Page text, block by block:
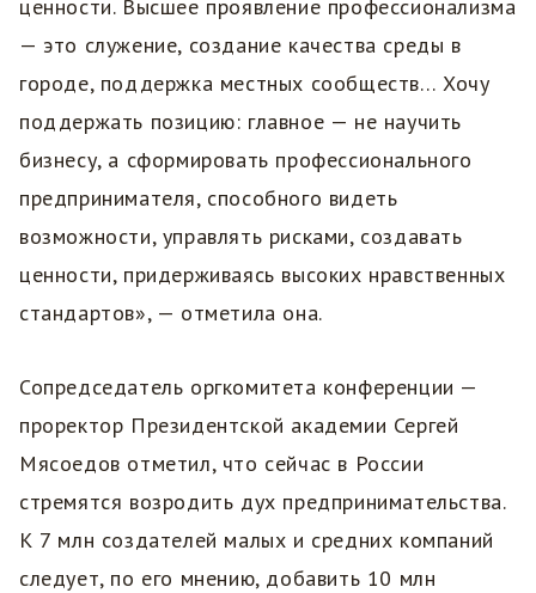
ценности. Высшее проявление профессионализма
— это служение, создание качества среды в
городе, поддержка местных сообществ… Хочу
поддержать позицию: главное — не научить
бизнесу, а сформировать профессионального
предпринимателя, способного видеть
возможности, управлять рисками, создавать
ценности, придерживаясь высоких нравственных
стандартов», — отметила она.
Сопредседатель оргкомитета конференции —
проректор Президентской академии Сергей
Мясоедов отметил, что сейчас в России
стремятся возродить дух предпринимательства.
К 7 млн создателей малых и средних компаний
следует, по его мнению, добавить 10 млн